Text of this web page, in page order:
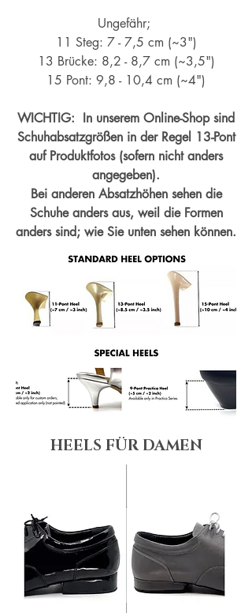
Ungefähr;
11 Steg: 7 - 7,5 cm (~3")
13 Brücke: 8,2 - 8,7 cm (~3,5")
15 Pont: 9,8 - 10,4 cm (~4")
WICHTIG: In unserem Online-Shop sind
Schuhabsatzgrößen in der Regel 13-Pont
auf Produktfotos (sofern nicht anders
angegeben).
Bei anderen Absatzhöhen sehen die
Schuhe anders aus, weil die Formen
anders sind; wie Sie unten sehen können.
HEELS FÜR DAMEN